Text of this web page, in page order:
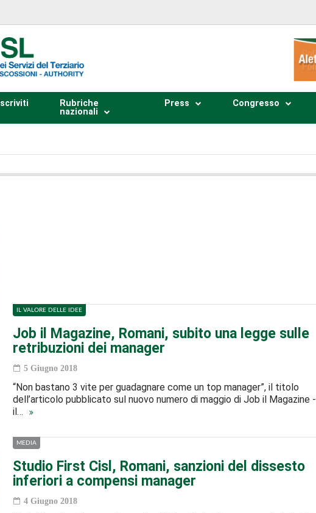
Iscriviti
Rubriche
nazionali
Press Congresso
IL VALORE DELLE IDEE
Job il Magazine, Romani, subito una legge sulle
retribuzioni dei manager
5 Giugno 2018
“Non bastano 3 vite per guadagnare come un top manager”, il titolo
dell’articolo pubblicato sul nuovo numero di maggio di Job il Magazine -
il…
MEDIA
Studio First Cisl, Romani, sanzioni del dissesto
inferiori a compensi manager
4 Giugno 2018